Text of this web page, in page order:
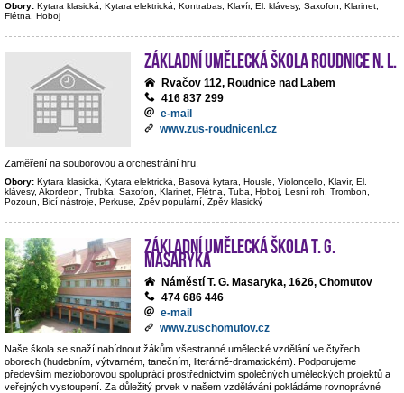
Obory: Kytara klasická, Kytara elektrická, Kontrabas, Klavír, El. klávesy, Saxofon, Klarinet,
Flétna, Hoboj
Základní umělecká škola Roudnice n. L.
Rvačov 112, Roudnice nad Labem
416 837 299
e-mail
www.zus-roudnicenl.cz
Zaměření na souborovou a orchestrální hru.
Obory: Kytara klasická, Kytara elektrická, Basová kytara, Housle, Violoncello, Klavír, El.
klávesy, Akordeon, Trubka, Saxofon, Klarinet, Flétna, Tuba, Hoboj, Lesní roh, Trombon,
Pozoun, Bicí nástroje, Perkuse, Zpěv populární, Zpěv klasický
Základní umělecká škola T. G.
Masaryka
Náměstí T. G. Masaryka, 1626, Chomutov
474 686 446
e-mail
www.zuschomutov.cz
Naše škola se snaží nabídnout žákům všestranné umělecké vzdělání ve čtyřech
oborech (hudebním, výtvarném, tanečním, literárně-dramatickém). Podporujeme
především mezioborovou spolupráci prostřednictvím společných uměleckých projektů a
veřejných vystoupení. Za důležitý prvek v našem vzdělávání pokládáme rovnoprávné